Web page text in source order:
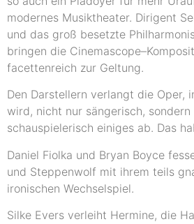
modernes Musiktheater. Dirigent
und das groß besetzte
bringen die
facettenreich zur Geltung.
Den Darstellern verlangt die Oper,
wird, nicht nur sängerisch, sondern
schauspielerisch einiges ab. Das
Daniel Fiolka und Bryan Boyce
und Steppenwolf mit ihrem teils
ironischen Wechselspiel.
Silke Evers verleiht Hermine, die